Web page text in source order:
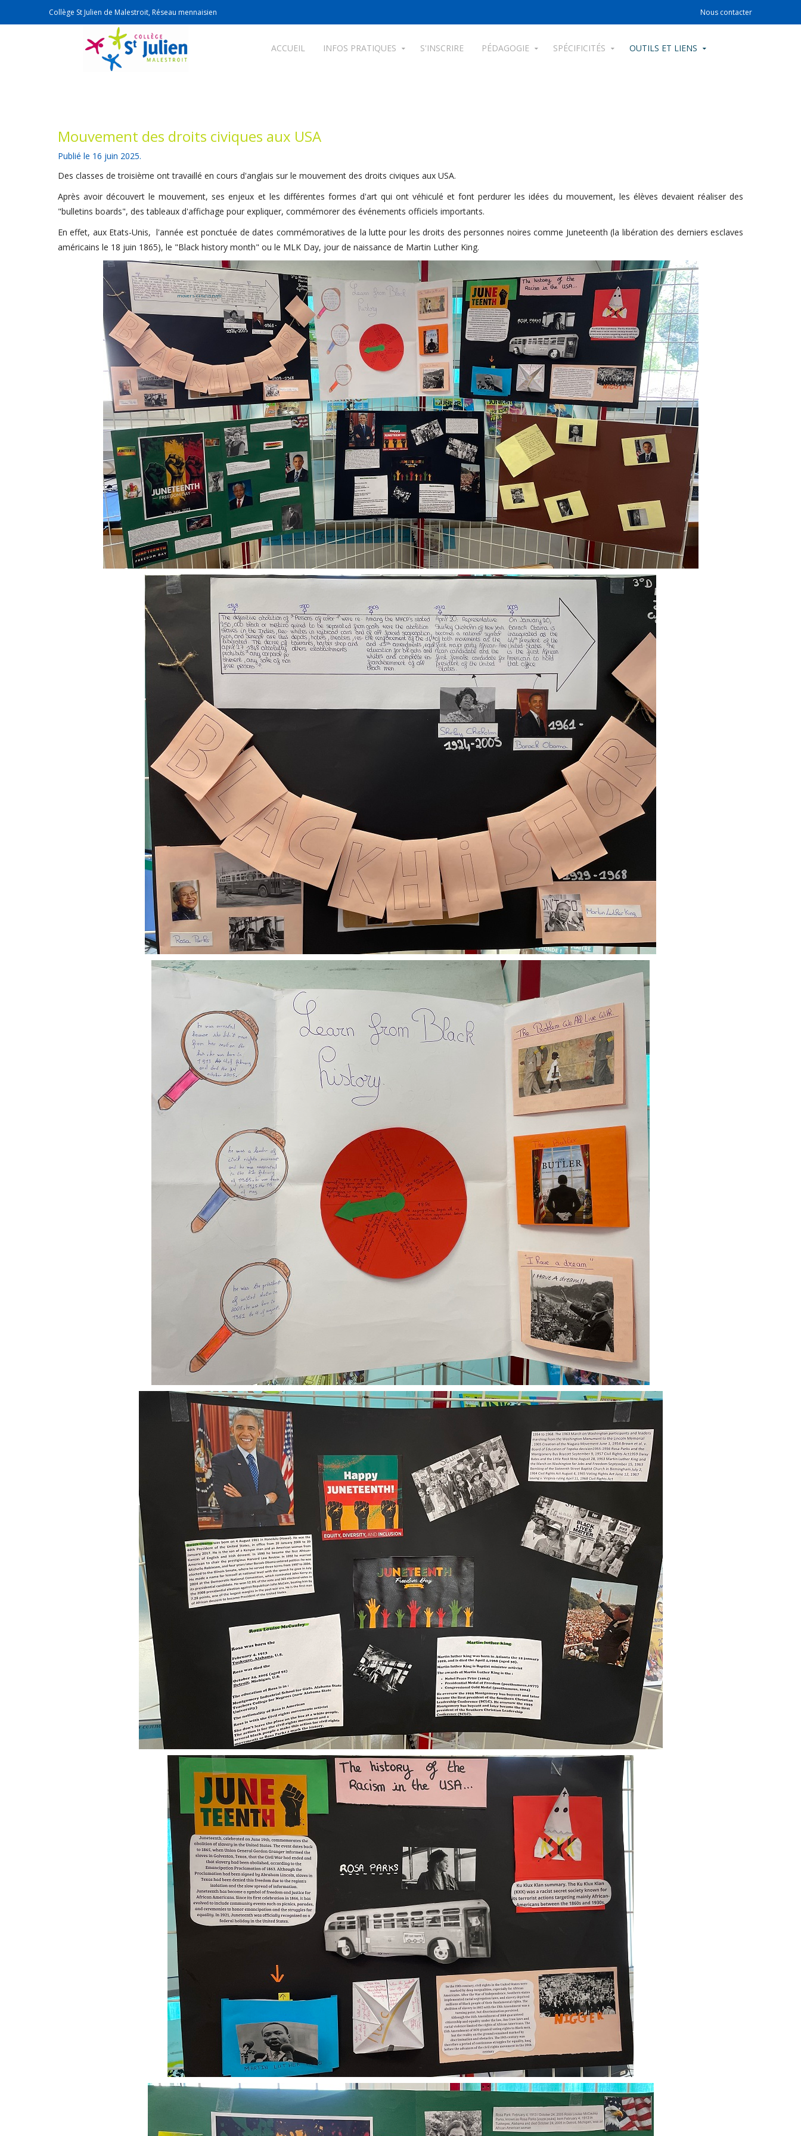
Collège St Julien de Malestroit, Réseau mennaisien Nous contacter
movers cincinnati
ACCUEIL INFOS PRATIQUES S'INSCRIRE PÉDAGOGIE SPÉCIFICITÉS OUTILS ET LIENS
Mouvement des droits civiques aux USA
Publié le 16 juin 2025.
Des classes de troisième ont travaillé en cours d'anglais sur le mouvement des droits civiques aux USA.
Après avoir découvert le mouvement, ses enjeux et les différentes formes d'art qui ont véhiculé et font perdurer les idées du mouvement, les élèves devaient réaliser des
"bulletins boards", des tableaux d'affichage pour expliquer, commémorer des événements officiels importants.
En effet, aux Etats-Unis, l'année est ponctuée de dates commémoratives de la lutte pour les droits des personnes noires comme Juneteenth (la libération des derniers esclaves
américains le 18 juin 1865), le "Black history month" ou le MLK Day, jour de naissance de Martin Luther King.